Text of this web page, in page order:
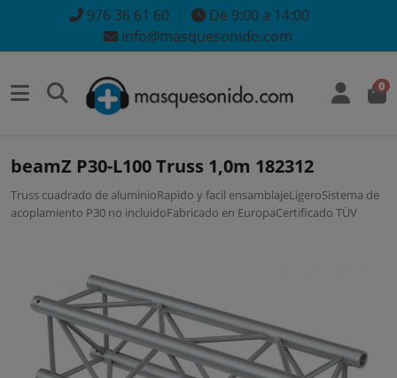
976 36 61 60
De 9:00 a 14:00
info@masquesonido.com
0
beamZ P30-L100 Truss 1,0m 182312
Truss cuadrado de aluminioRapido y facil ensamblajeLigeroSistema de
acoplamiento P30 no incluidoFabricado en EuropaCertificado TÜV